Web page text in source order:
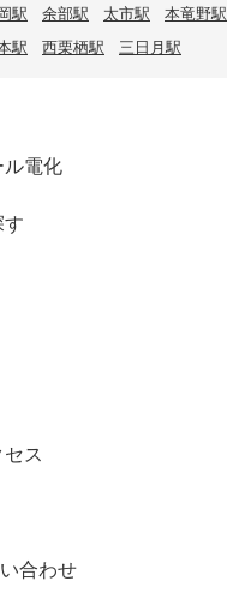
駅 余部駅 太市駅 本竜野駅
駅 西栗栖駅 三日月駅
ル電化
す
ス
合わせ